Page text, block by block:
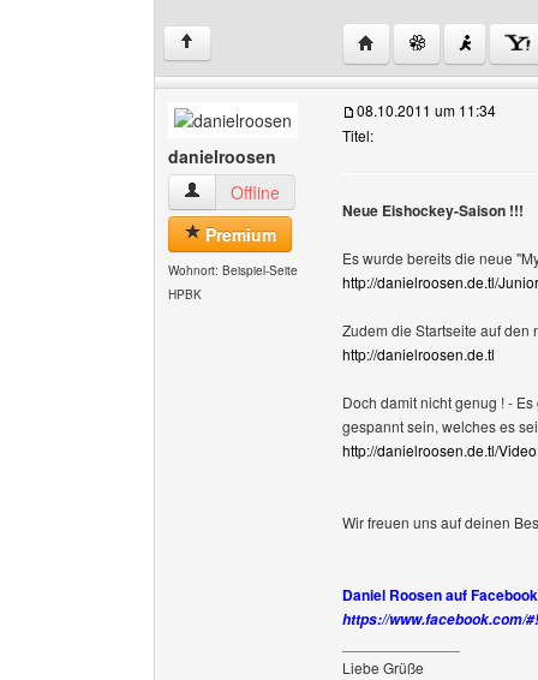
↑ Website dieses
danielroosen
danielroosen Benutzer-Profile anzeigen
Offline
Premium
Wohnort: Beispiel-Seite
HPBK
08.10.2011 um 11:34
Titel:
Neue Eishockey-Saison !!!
Es wurde bereits die neue
http://danielroosen.de.tl/
Zudem die Startseite auf den
http://danielroosen.de.tl
Doch damit nicht genug ! -
gespannt sein, welches es
http://danielroosen.de.tl/
Wir freuen uns auf deinen
Daniel Roosen auf
https://www.facebook.com/
Liebe Grüße